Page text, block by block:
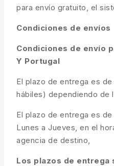
para envío gratuito, el
Condiciones de envíos
Condiciones de envío
Y Portugal
El plazo de entrega es
hábiles) dependiendo de
El plazo de entrega es
Lunes a Jueves, en el
agencia de destino,
Los plazos de entrega